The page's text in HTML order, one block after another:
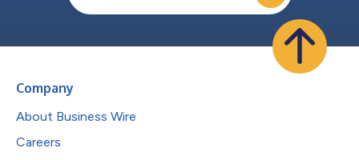
Company
About Business Wire
Careers